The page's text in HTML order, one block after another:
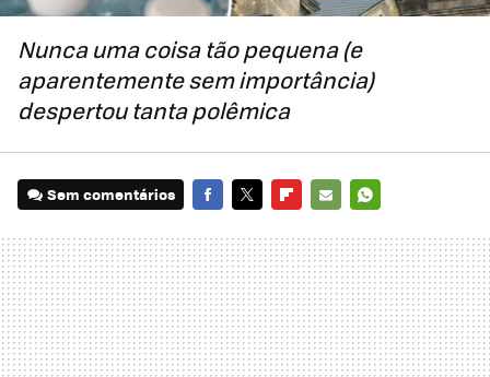
Nunca uma coisa tão pequena (e
aparentemente sem importância)
despertou tanta polêmica
Sem comentários
MAIL